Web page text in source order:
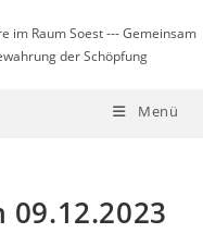
im Raum Soest --- Gemeinsam
der Schöpfung
Menü
09.12.2023